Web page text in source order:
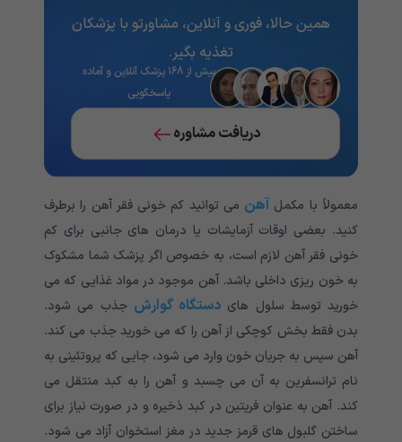
همین حالا، فوری و آنلاین، مشاورتو با پزشکان
تغذیه‌ بگیر.
بیش از ۱۶۸ پزشک آنلاین و آماده
پاسخگویی
دریافت مشاوره
معمولاً با مکمل آهن می توانید کم خونی فقر آهن را برطرف
کنید. بعضی اوقات آزمایشات یا درمان های جانبی برای کم
خونی فقر آهن لازم است، به خصوص اگر پزشک شما مشکوک
به خون ریزی داخلی باشد. آهن موجود در مواد غذایی که می
خورید توسط سلول های دستگاه گوارش جذب می شود.
بدن فقط بخش کوچکی از آهن را که می خورید جذب می کند.
آهن سپس به جریان خون وارد می شود، جایی که پروتئینی به
نام ترانسفرین به آن می چسبد و آهن را به کبد منتقل می
کند. آهن به عنوان فریتین در کبد ذخیره و در صورت نیاز برای
ساختن گلبول های قرمز جدید در مغز استخوان آزاد می شود.